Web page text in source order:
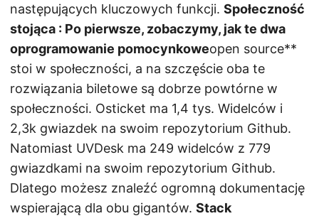
następujących kluczowych funkcji. Społeczność
stojąca : Po pierwsze, zobaczymy, jak te dwa
oprogramowanie pomocynkoweopen source**
stoi w społeczności, a na szczęście oba te
rozwiązania biletowe są dobrze powtórne w
społeczności. Osticket ma 1,4 tys. Widelców i
2,3k gwiazdek na swoim repozytorium Github.
Natomiast UVDesk ma 249 widelców z 779
gwiazdkami na swoim repozytorium Github.
Dlatego możesz znaleźć ogromną dokumentację
wspierającą dla obu gigantów. Stack